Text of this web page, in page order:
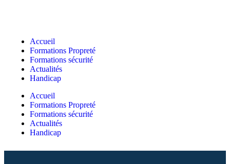
Accueil
Formations Propreté
Formations sécurité
Actualités
Handicap
Accueil
Formations Propreté
Formations sécurité
Actualités
Handicap